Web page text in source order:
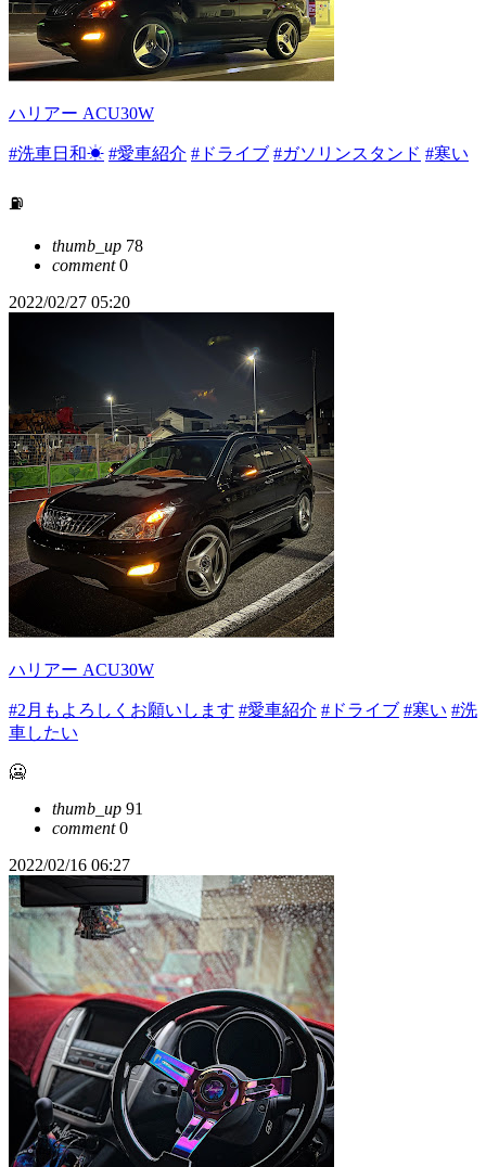
ハリアー ACU30W
#洗車日和☀ #愛車紹介 #ドライブ #ガソリンスタンド #寒い
⛽️
thumb_up 78
comment0
2022/02/27 05:20
ハリアー ACU30W
#2月もよろしくお願いします #愛車紹介 #ドライブ #寒い #洗
車したい
🥶
thumb_up 91
comment0
2022/02/16 06:27